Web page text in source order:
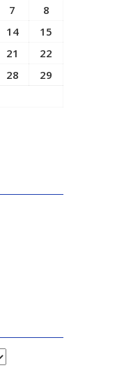
7
8
14
15
21
22
28
29